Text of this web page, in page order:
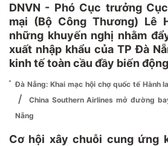
DNVN - Phó Cục trưởng
mại (Bộ Công Thương) Lê
những khuyến nghị nhằm
xuất nhập khẩu của TP Đà
kinh tế toàn cầu đầy biến
Đà Nẵng: Khai mạc hội chợ quốc tế Hành
/
China Southern Airlines mở đường
Nẵng
Cơ hội xây chuỗi cung ứng